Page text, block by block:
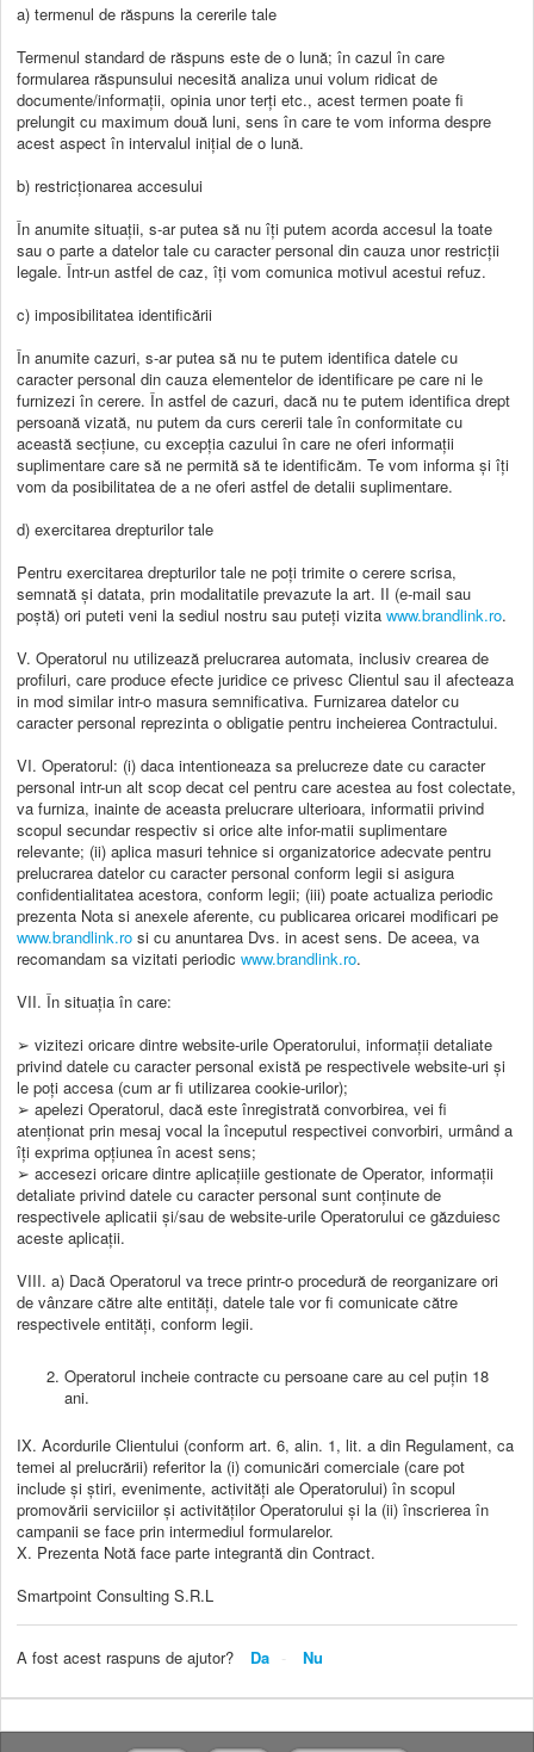
a) termenul de răspuns la cererile tale
Termenul standard de răspuns este de o lună; în cazul în care
formularea răspunsului necesită analiza unui volum ridicat de
documente/informații, opinia unor terți etc., acest termen poate fi
prelungit cu maximum două luni, sens în care te vom informa despre
acest aspect în intervalul inițial de o lună.
b) restricționarea accesului
În anumite situații, s-ar putea să nu îți putem acorda accesul la toate
sau o parte a datelor tale cu caracter personal din cauza unor restricţii
legale. Într-un astfel de caz, îți vom comunica motivul acestui refuz.
c) imposibilitatea identificării
În anumite cazuri, s-ar putea să nu te putem identifica datele cu
caracter personal din cauza elementelor de identificare pe care ni le
furnizezi în cerere. În astfel de cazuri, dacă nu te putem identifica drept
persoană vizată, nu putem da curs cererii tale în conformitate cu
această secțiune, cu excepția cazului în care ne oferi informații
suplimentare care să ne permită să te identificăm. Te vom informa și îți
vom da posibilitatea de a ne oferi astfel de detalii suplimentare.
d) exercitarea drepturilor tale
Pentru exercitarea drepturilor tale ne poți trimite o cerere scrisa,
semnată și datata, prin modalitatile prevazute la art. II (e-mail sau
poștă) ori puteti veni la sediul nostru sau puteți vizita www.brandlink.ro.
V. Operatorul nu utilizează prelucrarea automata, inclusiv crearea de
profiluri, care produce efecte juridice ce privesc Clientul sau il afecteaza
in mod similar intr-o masura semnificativa. Furnizarea datelor cu
caracter personal reprezinta o obligatie pentru incheierea Contractului.
VI. Operatorul: (i) daca intentioneaza sa prelucreze date cu caracter
personal intr-un alt scop decat cel pentru care acestea au fost colectate,
va furniza, inainte de aceasta prelucrare ulterioara, informatii privind
scopul secundar respectiv si orice alte infor-matii suplimentare
relevante; (ii) aplica masuri tehnice si organizatorice adecvate pentru
prelucrarea datelor cu caracter personal conform legii si asigura
confidentialitatea acestora, conform legii; (iii) poate actualiza periodic
prezenta Nota si anexele aferente, cu publicarea oricarei modificari pe
www.brandlink.ro si cu anuntarea Dvs. in acest sens. De aceea, va
recomandam sa vizitati periodic www.brandlink.ro.
VII. În situația în care:
➢ vizitezi oricare dintre website-urile Operatorului, informații detaliate
privind datele cu caracter personal există pe respectivele website-uri și
le poți accesa (cum ar fi utilizarea cookie-urilor);
➢ apelezi Operatorul, dacă este înregistrată convorbirea, vei fi
atenționat prin mesaj vocal la începutul respectivei convorbiri, urmând a
îți exprima opțiunea în acest sens;
➢ accesezi oricare dintre aplicațiile gestionate de Operator, informații
detaliate privind datele cu caracter personal sunt conținute de
respectivele aplicatii și/sau de website-urile Operatorului ce găzduiesc
aceste aplicații.
VIII. a) Dacă Operatorul va trece printr-o procedură de reorganizare ori
de vânzare către alte entități, datele tale vor fi comunicate către
respectivele entități, conform legii.
Operatorul incheie contracte cu persoane care au cel puțin 18
ani.
IX. Acordurile Clientului (conform art. 6, alin. 1, lit. a din Regulament, ca
temei al prelucrării) referitor la (i) comunicări comerciale (care pot
include și știri, evenimente, activități ale Operatorului) în scopul
promovării serviciilor și activităților Operatorului și la (ii) înscrierea în
campanii se face prin intermediul formularelor.
X. Prezenta Notă face parte integrantă din Contract.
Smartpoint Consulting S.R.L
A fost acest raspuns de ajutor? Da Nu